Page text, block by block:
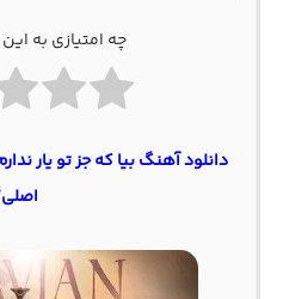
چه امتیازی به
دانلود آهنگ بیا که جز تو یار